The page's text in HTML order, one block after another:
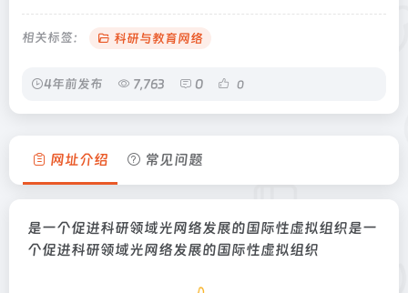
相关标签： 科研与教育网络
4年前发布 7,763 0 0
网址介绍 常见问题
是一个促进科研领域光网络发展的国际性虚拟组织是一
个促进科研领域光网络发展的国际性虚拟组织